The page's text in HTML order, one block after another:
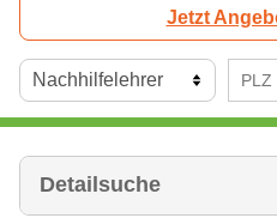
Jetzt
Detailsuche